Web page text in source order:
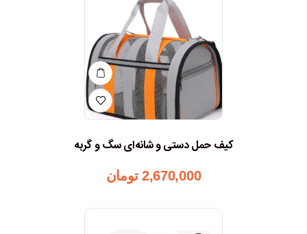
کیف حمل دستی و شانه‌ای سگ و گربه
2,670,000 تومان